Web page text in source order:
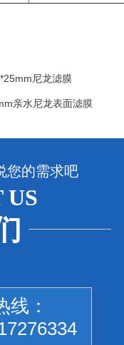
尼龙滤膜
亲水尼龙表面滤膜
您的需求吧
US
线：